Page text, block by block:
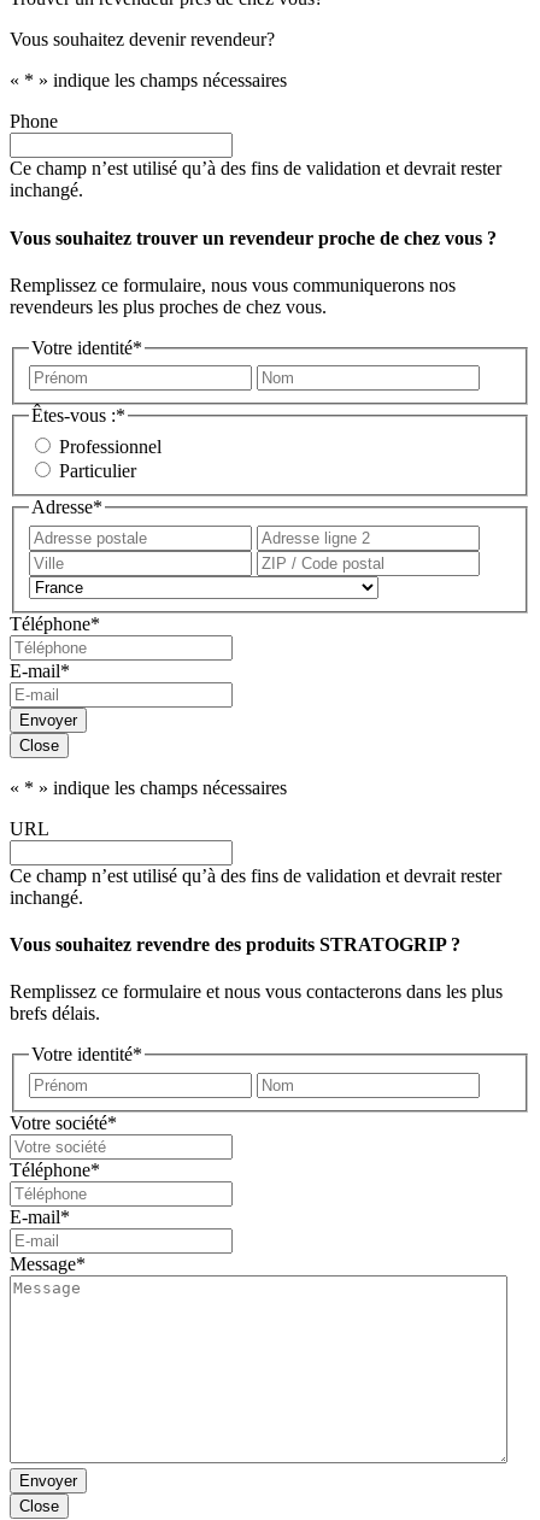
Vous souhaitez devenir revendeur?
« * » indique les champs nécessaires
Phone
Ce champ n’est utilisé qu’à des fins de validation et devrait rester
inchangé.
Vous souhaitez trouver un revendeur proche de chez vous ?
Remplissez ce formulaire, nous vous communiquerons nos
revendeurs les plus proches de chez vous.
Votre identité*
Prénom
Êtes-vous :*
Professionnel
Particulier
Adresse*
Adresse
postale
Ville
Téléphone*
E-mail*
Envoyer
Close
« * » indique les champs nécessaires
URL
Ce champ n’est utilisé qu’à des fins de validation et devrait rester
inchangé.
Vous souhaitez revendre des produits STRATOGRIP ?
Remplissez ce formulaire et nous vous contacterons dans les plus
brefs délais.
Votre identité*
Prénom
Votre société*
Téléphone*
E-mail*
Message*
Envoyer
Close